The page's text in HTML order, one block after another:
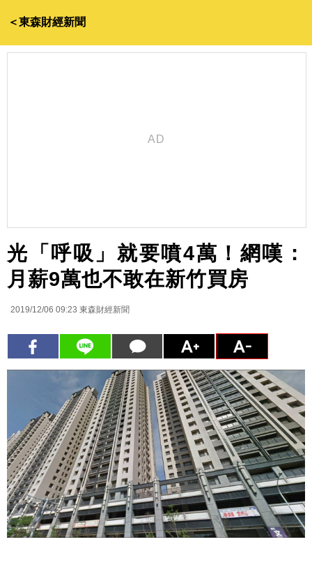
＜東森財經新聞
光「呼吸」就要噴4萬！網嘆：
月薪9萬也不敢在新竹買房
2019/12/06 09:23 東森財經新聞